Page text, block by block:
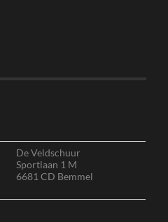
De Veldschuur
Sportlaan 1 M
6681 CD Bemmel